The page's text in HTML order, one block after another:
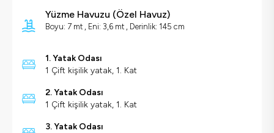
Yüzme Havuzu (Özel Havuz)
Boyu: 7 mt , Eni: 3,6 mt , Derinlik: 145 cm
1. Yatak Odası
1 Çift kişilik yatak, 1. Kat
2. Yatak Odası
1 Çift kişilik yatak, 1. Kat
3. Yatak Odası